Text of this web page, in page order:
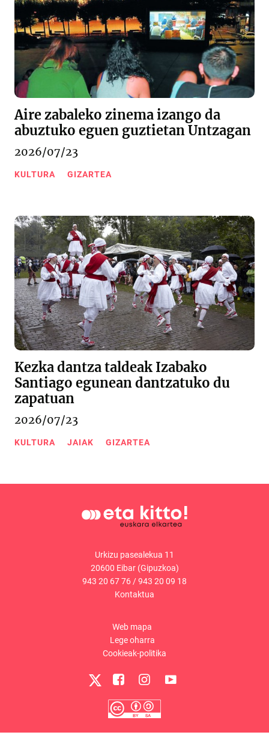
Aire zabaleko zinema izango da
abuztuko eguen guztietan Untzagan
2026/07/23
KULTURA GIZARTEA
Kezka dantza taldeak Izabako
Santiago egunean dantzatuko du
zapatuan
2026/07/23
KULTURA JAIAK GIZARTEA
Urkizu pasealekua 11
20600 Eibar (Gipuzkoa)
943 20 67 76 /943 20 09 18
Kontaktua
Web mapa
Lege oharra
Cookieak-politika